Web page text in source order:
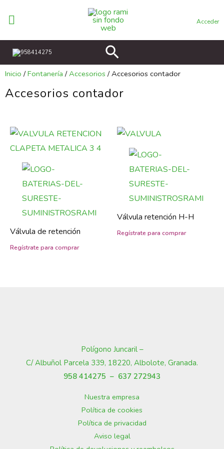
Acceder
958414275 Buscar
Inicio /Fontanería /Accesorios / Accesorios contador
Accesorios contador
Válvula de retención
Válvula retención H-H
Polígono Juncaril –
C/ Albuñol Parcela 339, 18220, Albolote, Granada.
958 414275 – 637 272943
Nuestra empresa
Política de cookies
Política de privacidad
Aviso legal